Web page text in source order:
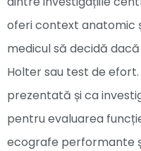
oferi context anatomic
medicul să decidă
Holter sau test de
prezentată și ca
pentru evaluarea
ecografe performante